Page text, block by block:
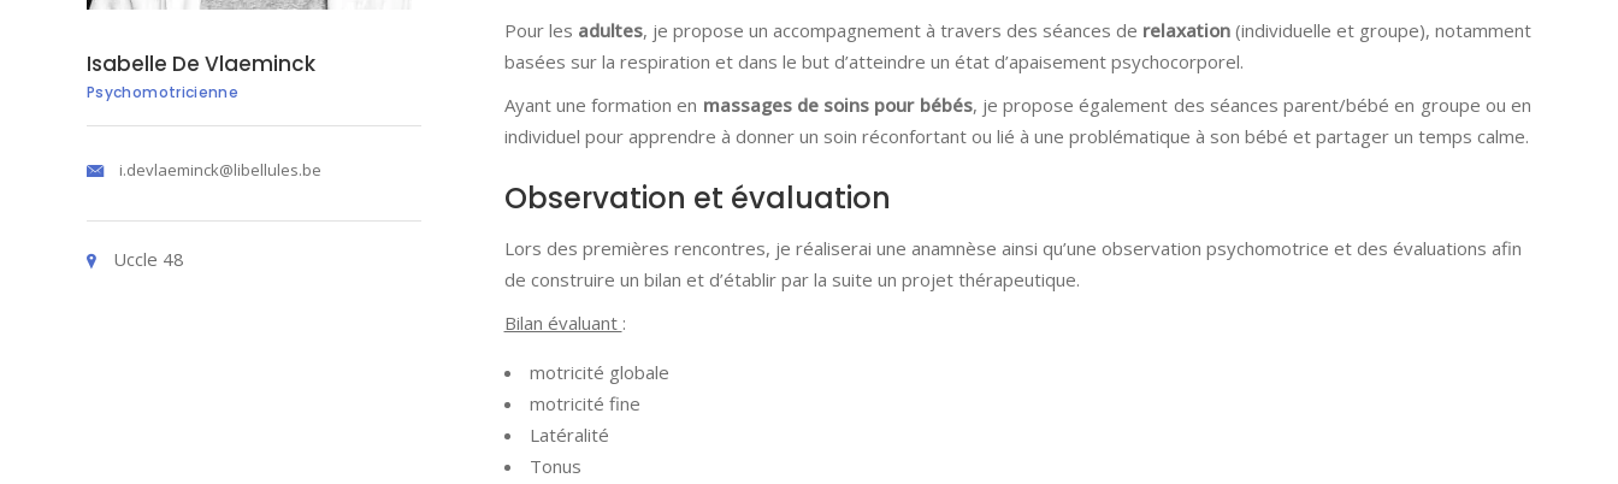
Isabelle De Vlaeminck
Psychomotricienne
i.devlaeminck@libellules.be
Uccle 48
Pour les adultes, je propose un accompagnement à travers des séances de relaxation (individuelle et groupe), notamment
basées sur la respiration et dans le but d’atteindre un état d’apaisement psychocorporel.
Ayant une formation en massages de soins pour bébés, je propose également des séances parent/bébé en groupe ou en
individuel pour apprendre à donner un soin réconfortant ou lié à une problématique à son bébé et partager un temps calme.
Observation et évaluation
Lors des premières rencontres, je réaliserai une anamnèse ainsi qu’une observation psychomotrice et des évaluations afin
de construire un bilan et d’établir par la suite un projet thérapeutique.
Bilan évaluant :
motricité globale
motricité fine
Latéralité
Tonus